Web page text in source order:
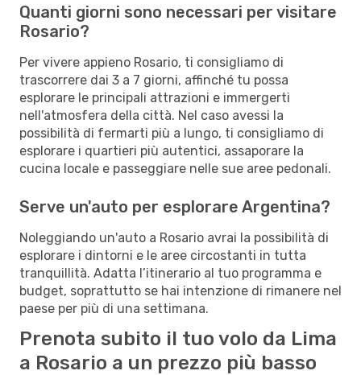
Quanti giorni sono necessari per visitare
Rosario?
Per vivere appieno Rosario, ti consigliamo di
trascorrere dai 3 a 7 giorni, affinché tu possa
esplorare le principali attrazioni e immergerti
nell'atmosfera della città. Nel caso avessi la
possibilità di fermarti più a lungo, ti consigliamo di
esplorare i quartieri più autentici, assaporare la
cucina locale e passeggiare nelle sue aree pedonali.
Serve un'auto per esplorare Argentina?
Noleggiando un'auto a Rosario avrai la possibilità di
esplorare i dintorni e le aree circostanti in tutta
tranquillità. Adatta l’itinerario al tuo programma e
budget, soprattutto se hai intenzione di rimanere nel
paese per più di una settimana.
Prenota subito il tuo volo da Lima
a Rosario a un prezzo più basso